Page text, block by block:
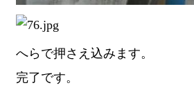
へらで押さえ込みます。
完了です。